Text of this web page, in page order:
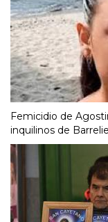
Femicidio de
inquilinos de